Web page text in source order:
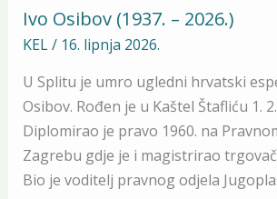
Ivo Osibov (1937. – 2026.)
KEL/ 16. lipnja 2026.
U Splitu je umro ugledni hrvatski
Osibov. Rođen je u Kaštel Štafliću 1.
Diplomirao je pravo 1960. na
Zagrebu gdje je i magistrirao
Bio je voditelj pravnog odjela
Ivo
Osibov
–
2026.)